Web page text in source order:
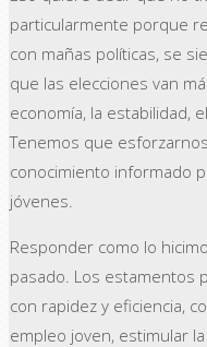
particularmente porque
con mañas políticas, se
que las elecciones van
economía, la estabilidad,
Tenemos que
conocimiento informado
jóvenes.
Responder como lo
pasado. Los estamentos
con rapidez y eficiencia,
empleo joven, estimular